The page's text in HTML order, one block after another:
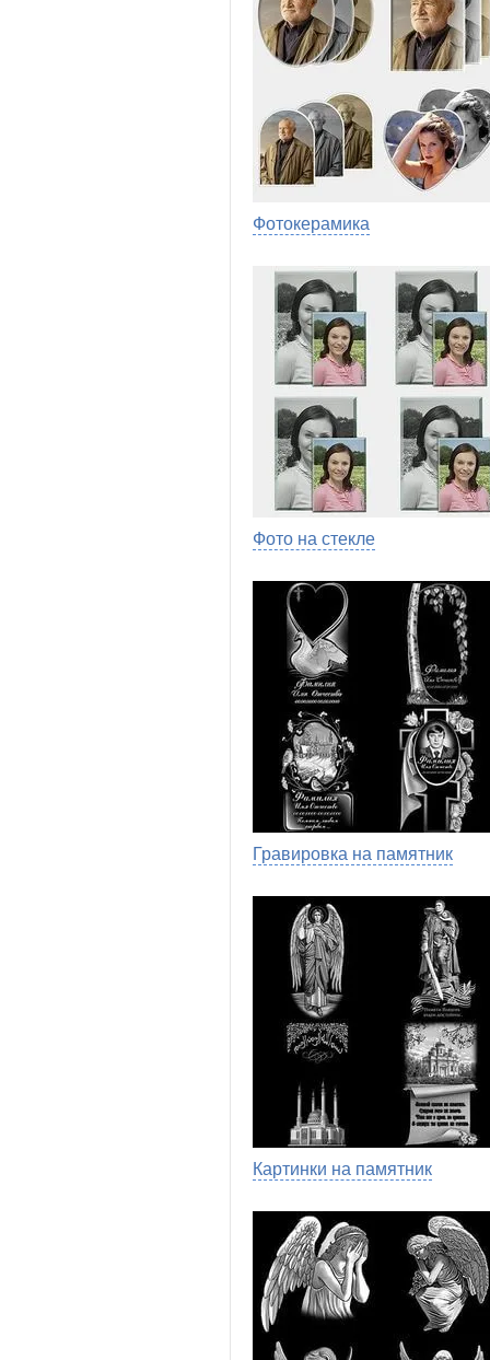
Фотокерамика
Фото на стекле
Гравировка на памятник
Картинки на памятник